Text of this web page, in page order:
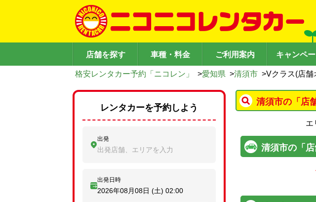
店舗を探す 車種・料金 ご利用案内 キャンペ
格安レンタカー予約「ニコレン」 >愛知県 >清須市 >Vクラス(店舗
清須市の「店
エ
清須市の「
レンタカーを予約しよう
出発
出発店舗、エリアを入力
出発日時
2026年08月08日 (土) 02:00